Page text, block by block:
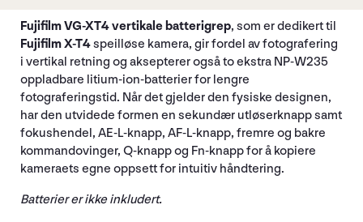
Fujifilm VG-XT4 vertikale batterigrep, som er dedikert til
Fujifilm X-T4speilløse kamera, gir fordel av fotografering
i vertikal retning og aksepterer også to ekstra NP-W235
oppladbare litium-ion-batterier for lengre
fotograferingstid. Når det gjelder den fysiske designen,
har den utvidede formen en sekundær utløserknapp samt
fokushendel, AE-L-knapp, AF-L-knapp, fremre og bakre
kommandovinger, Q-knapp og Fn-knapp for å kopiere
kameraets egne oppsett for intuitiv håndtering.
Batterier er ikke inkludert.